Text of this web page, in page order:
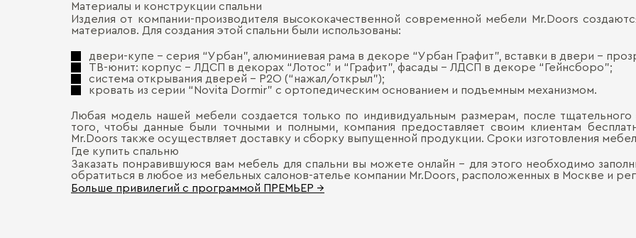
Материалы и конструкции спальни
Изделия от компании-производителя высококачественной современной мебели Mr.Doors
материалов. Для создания этой спальни были использованы:
двери-купе – серия “Урбан”, алюминиевая рама в декоре “Урбан Графит”, вставки в двери –
ТВ-юнит: корпус – ЛДСП в декорах “Лотос” и “Графит”, фасады – ЛДСП в декоре “Гейнсборо”;
система открывания дверей – P2O (“нажал/открыл”);
кровать из серии “Novita Dormir” с ортопедическим основанием и подъемным механизмом.
Любая модель нашей мебели создается только по индивидуальным размерам, после
того, чтобы данные были точными и полными, компания предоставляет своим клиентам
Mr.Doors также осуществляет доставку и сборку выпущенной продукции. Сроки изготовления
Где купить спальню
Заказать понравившуюся вам мебель для спальни вы можете онлайн – для этого необходимо
обратиться в любое из мебельных салонов-ателье компании Mr.Doors, расположенных в Москве и
Больше привилегий с программой ПРЕМЬЕР →